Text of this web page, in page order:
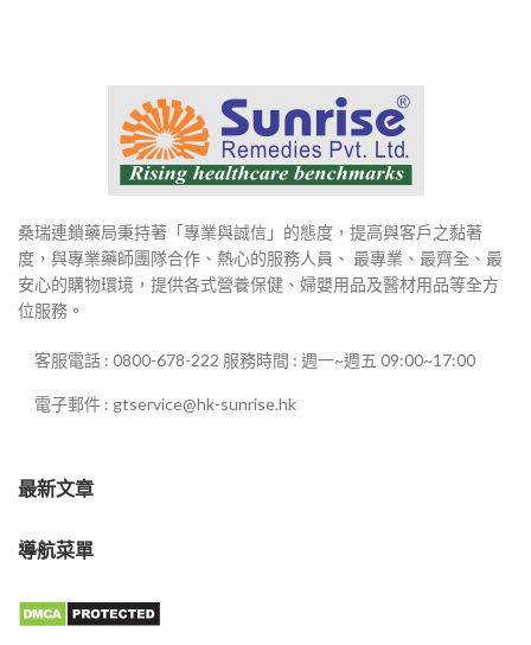
桑瑞連鎖藥局秉持著「專業與誠信」的態度，提高與客戶之黏著
度，與專業藥師團隊合作、熱心的服務人員、 最專業、最齊全、最
安心的購物環境，提供各式營養保健、婦嬰用品及醫材用品等全方
位服務。
客服電話 : 0800-678-222 服務時間 : 週一~週五 09:00~17:00
電子郵件 : gtservice@hk-sunrise.hk
最新文章
導航菜單